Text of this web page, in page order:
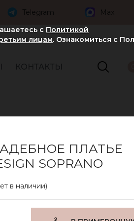
Telegram Max
КОНТАКТЫ
ПЛАТЬЕ
SOPRANO
в наличии)
с Политикой
лицам. Ознакомиться с